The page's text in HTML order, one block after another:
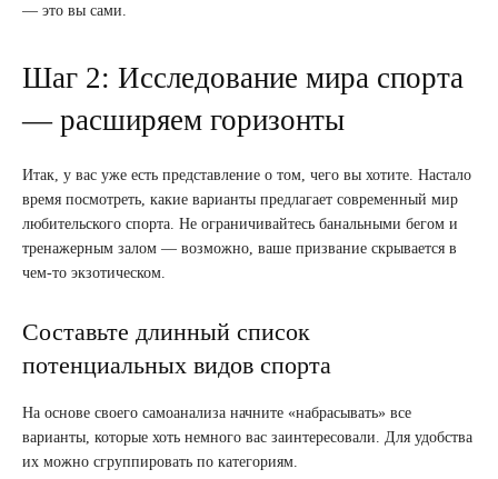
— это вы сами.
Шаг 2: Исследование мира спорта
— расширяем горизонты
Итак, у вас уже есть представление о том, чего вы хотите. Настало
время посмотреть, какие варианты предлагает современный мир
любительского спорта. Не ограничивайтесь банальными бегом и
тренажерным залом — возможно, ваше призвание скрывается в
чем-то экзотическом.
Составьте длинный список
потенциальных видов спорта
На основе своего самоанализа начните «набрасывать» все
варианты, которые хоть немного вас заинтересовали. Для удобства
их можно сгруппировать по категориям.